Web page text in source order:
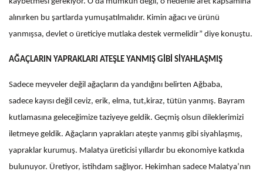
alınırken bu şartlarda yumuşatılmalıdır. Kimin ağacı ve ürünü
yanmışsa, devlet o üreticiye mutlaka destek vermelidir” diye konuştu.
AĞAÇLARIN YAPRAKLARI ATEŞLE YANMIŞ GİBİ SİYAHLAŞMIŞ
Sadece meyveler değil ağaçların da yandığını belirten Ağbaba,
sadece kayısı değil ceviz, erik, elma, tut,kiraz, tütün yanmış. Bayram
kutlamasına geleceğimize taziyeye geldik. Geçmiş olsun dileklerimizi
iletmeye geldik. Ağaçların yaprakları ateşte yanmış gibi siyahlaşmış,
yapraklar kurumuş. Malatya üreticisi yıllardır bu ekonomiye katkıda
bulunuyor. Üretiyor, istihdam sağlıyor. Hekimhan sadece Malatya’nın